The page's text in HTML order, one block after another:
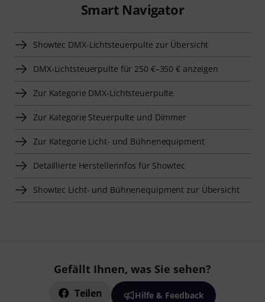
Smart Navigator
Showtec DMX-Lichtsteuerpulte zur Übersicht
DMX-Lichtsteuerpulte für 250 €–350 € anzeigen
Zur Kategorie DMX-Lichtsteuerpulte
Zur Kategorie Steuerpulte und Dimmer
Zur Kategorie Licht- und Bühnenequipment
Detaillierte Herstellerinfos für Showtec
Showtec Licht- und Bühnenequipment zur Übersicht
Gefällt Ihnen, was Sie sehen?
Teilen Hilfe & Feedback